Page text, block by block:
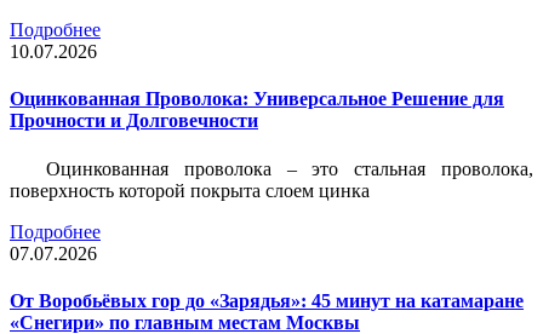
Подробнее
10.07.2026
Оцинкованная Проволока: Универсальное Решение для
Прочности и Долговечности
Оцинкованная проволока – это стальная проволока,
поверхность которой покрыта слоем цинка
Подробнее
07.07.2026
От Воробьёвых гор до «Зарядья»: 45 минут на катамаране
«Снегири» по главным местам Москвы